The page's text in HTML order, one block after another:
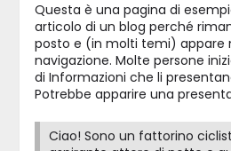
Questa è una pagina di
articolo di un blog perché
posto e (in molti temi) appare
navigazione. Molte persone
di Informazioni che li
Potrebbe apparire una
Ciao! Sono un fattorino